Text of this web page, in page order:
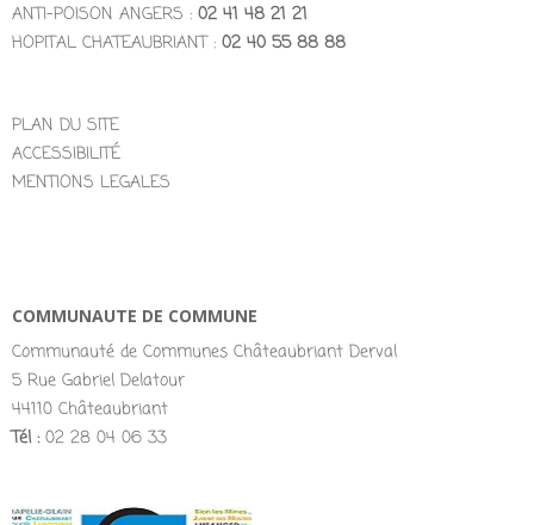
ANTI-POISON ANGERS : 02 41 48 21 21
HOPITAL CHATEAUBRIANT : 02 40 55 88 88
PLAN DU SITE
ACCESSIBILITÉ
MENTIONS LEGALES
COMMUNAUTE DE COMMUNE
Communauté de Communes Châteaubriant Derval
5 Rue Gabriel Delatour
44110 Châteaubriant
Tél :02 28 04 06 33